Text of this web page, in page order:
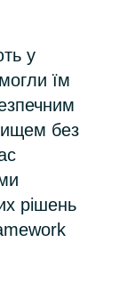
у
їм
без
рішень